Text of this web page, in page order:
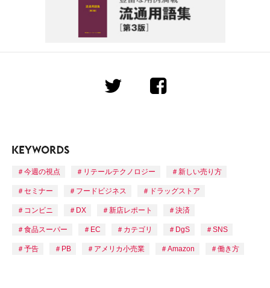
今週の視点 リテールテクノロジー 新しい売り方
セミナー フードビジネス ドラッグストア
コンビニ DX 新店レポート 決済
食品スーパー EC カテゴリ DgS SNS
予告 PB アメリカ小売業 Amazon 働き方